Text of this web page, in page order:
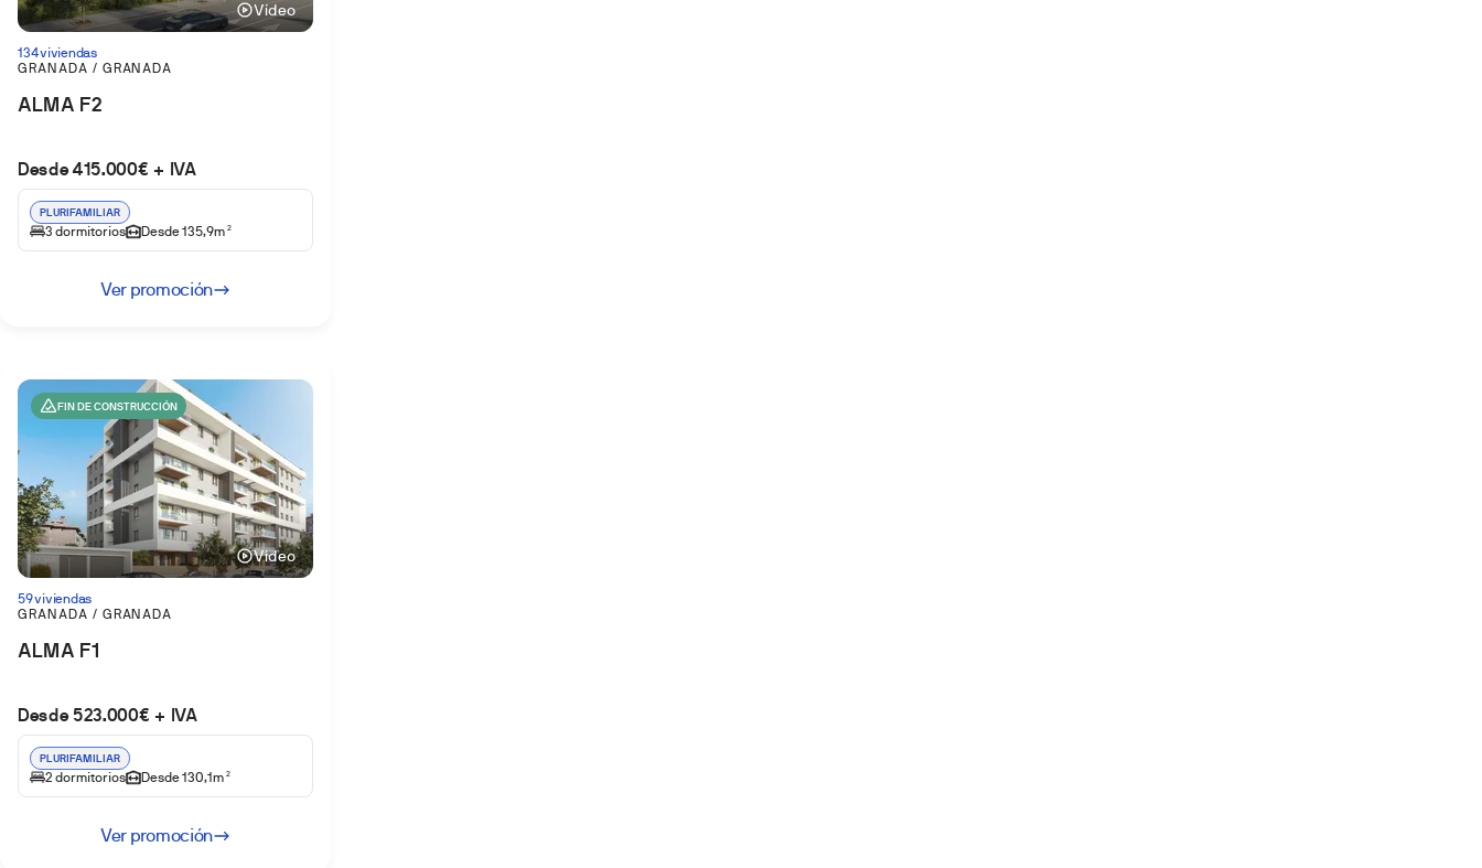
Vídeo
134 viviendas
GRANADA / GRANADA
ALMA F2
Desde 415.000€ + IVA
PLURIFAMILIAR
3 dormitorios Desde 135,9m 2
Ver promoción
FIN DE CONSTRUCCIÓN
Vídeo
59 viviendas
GRANADA / GRANADA
ALMA F1
Desde 523.000€ + IVA
PLURIFAMILIAR
2 dormitorios Desde 130,1m 2
Ver promoción